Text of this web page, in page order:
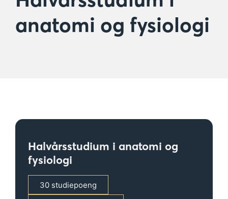
anatomi og fysiologi
Halvårsstudium i anatomi og
fysiologi
30 studiepoeng